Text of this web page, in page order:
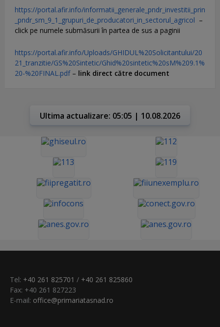
https://portal.afir.info/informatii_generale_pndr_investitii_prin
_pndr_sm_9_1_grupuri_de_producatori_in_sectorul_agricol –
click pe numele submăsurii în partea de sus a paginii
https://portal.afir.info/Uploads/GHIDUL%20Solicitantului/20
21_tranzitie/GS%20Sintetic/Ghid%20sintetic%20sM%209.1%
20-%20FINAL.pdf– link direct către document
Ultima actualizare: 05:05 | 10.08.2026
Tel: +40 261 825701 / +40 261 825860
Fax: +40 261 827223
E-mail: office@primariatasnad.ro